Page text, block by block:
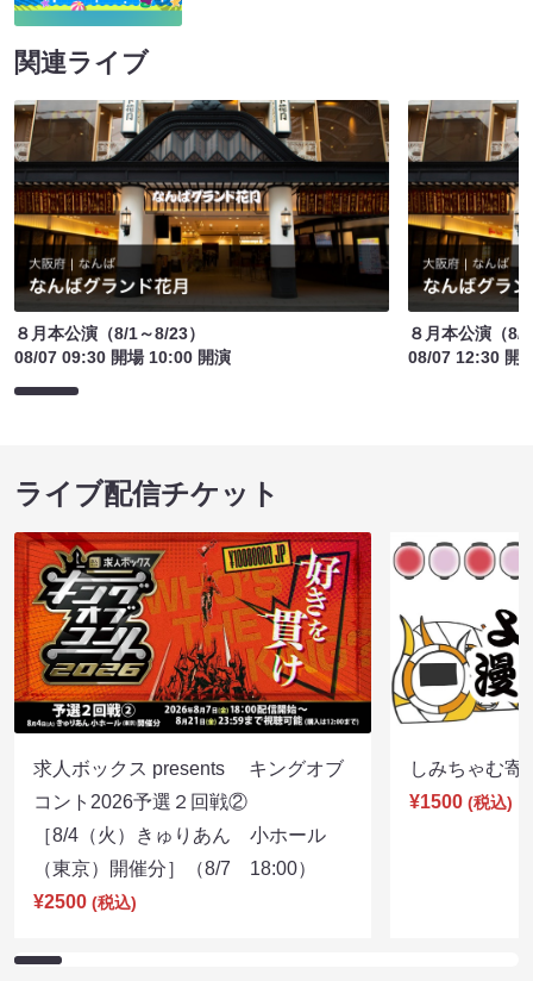
関連ライブ
８月本公演（8/1～8/23）
08/07 09:30 開場 10:00 開演
８月本公演（8/
08/07 12:30 開
ライブ配信チケット
求人ボックス presents キングオブ
コント2026予選２回戦②
［8/4（火）きゅりあん 小ホール
（東京）開催分］（8/7 18:00）
¥2500 (税込)
しみちゃむ
¥1500 (税込)